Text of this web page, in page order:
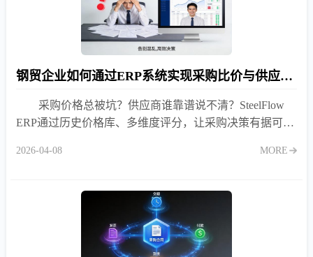
钢贸企业如何通过ERP系统实现采购比价与供应商绩效评估？
采购价格总被坑？供应商谁靠谱说不清？SteelFlow
ERP通过历史价格库、多维度评分，让采购决策有据可
2026-04-08 MORE